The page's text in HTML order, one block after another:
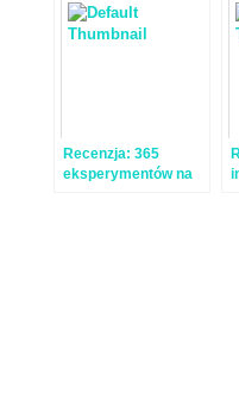
Recenzja: 365
eksperymentów na